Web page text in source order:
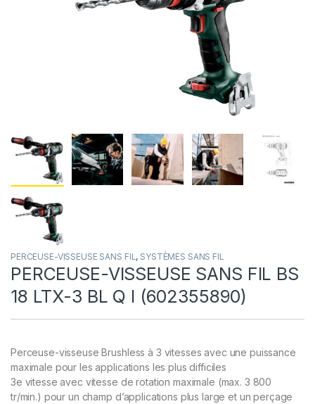
PERCEUSE-VISSEUSE SANS FIL, SYSTÈMES SANS FIL
PERCEUSE-VISSEUSE SANS FIL BS
18 LTX-3 BL Q I (602355890)
Perceuse-visseuse Brushless à 3 vitesses avec une puissance
maximale pour les applications les plus difficiles
3e vitesse avec vitesse de rotation maximale (max. 3 800
tr/min.) pour un champ d’applications plus large et un perçage